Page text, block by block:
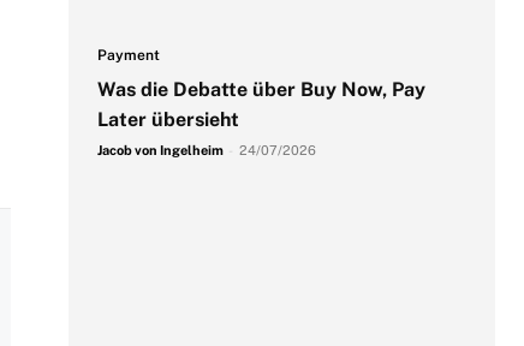
Payment
Was die Debatte über Buy Now, Pay
Later übersieht
Jacob von Ingelheim 24/07/2026